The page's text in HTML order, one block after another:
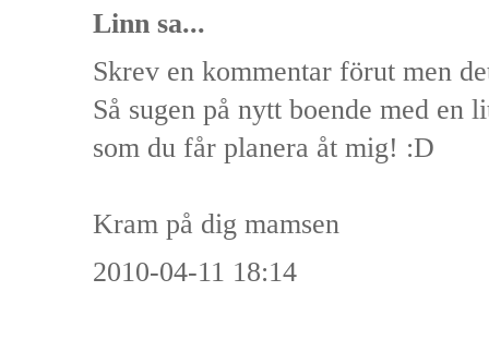
Linn sa...
Skrev en kommentar förut men
Så sugen på nytt boende med en
som du får planera åt mig! :D
Kram på dig mamsen
2010-04-11 18:14